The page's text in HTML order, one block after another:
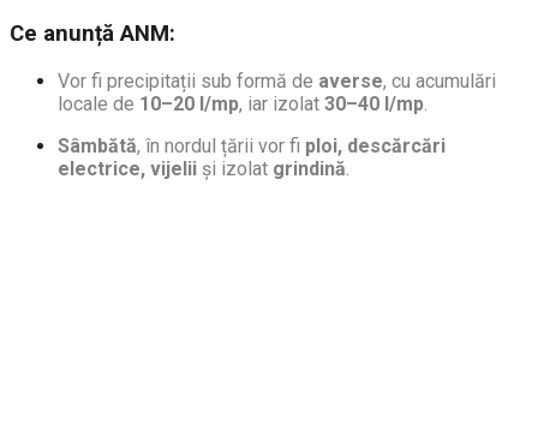
Ce anunță ANM:
Vor fi precipitații sub formă de averse, cu acumulări
locale de 10–20 l/mp, iar izolat 30–40 l/mp
Sâmbătă, în nordul țării vor fi ploi, descărcări
electrice, vijelii și izolat grindină